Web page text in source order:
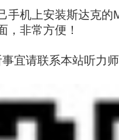
手机上安装斯达克的
非常方便！
宜请联系本站听力师